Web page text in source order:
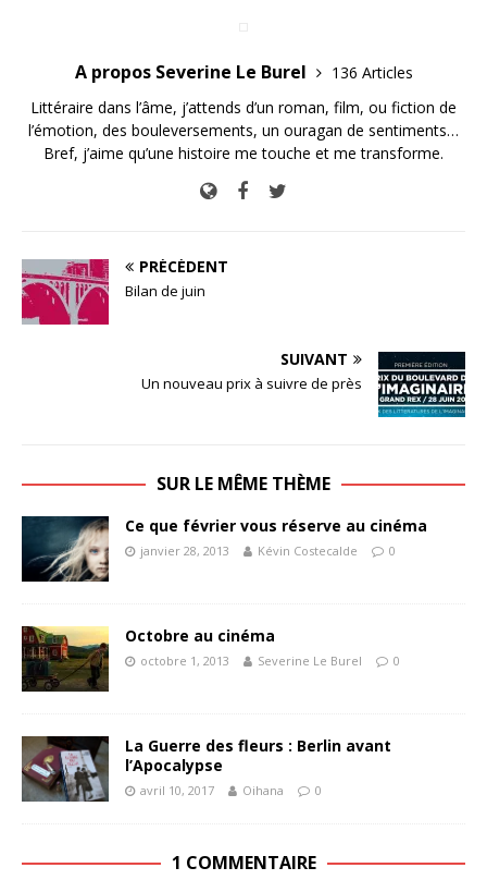
A propos Severine Le Burel
136 Articles
Littéraire dans l’âme, j’attends d’un roman, film, ou fiction de
l’émotion, des bouleversements, un ouragan de sentiments…
Bref, j’aime qu’une histoire me touche et me transforme.
PRÉCÉDENT
Bilan de juin
SUIVANT
Un nouveau prix à suivre de près
SUR LE MÊME THÈME
Ce que février vous réserve au cinéma
janvier 28, 2013 Kévin Costecalde 0
Octobre au cinéma
octobre 1, 2013 Severine Le Burel 0
La Guerre des fleurs : Berlin avant
l’Apocalypse
avril 10, 2017 Oihana 0
1 COMMENTAIRE